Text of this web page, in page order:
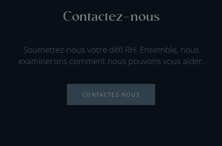
Contactez-nous
Soumettez-nous votre défi RH. Ensemble, nous
examinerons comment nous pouvons vous aider.
CONTACTEZ-NOUS